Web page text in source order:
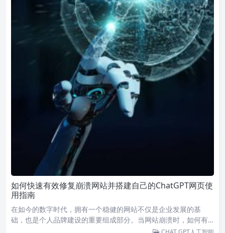
如何快速有效修复崩溃网站并搭建自己的ChatGPT网页使
用指南
在如今的数字时代，拥有一个稳健的网站不仅是企业发展的基
础，也是个人品牌建设的重要组成部分。当网站崩溃时，如何有…